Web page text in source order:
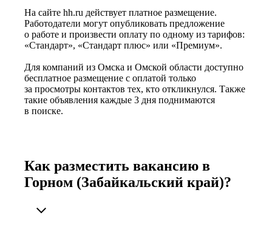
На сайте hh.ru действует платное размещение.
Работодатели могут опубликовать предложение
о работе и произвести оплату по одному из тарифов:
«Стандарт», «Стандарт плюс» или «Премиум».
Для компаний из Омска и Омской области доступно
бесплатное размещение с оплатой только
за просмотры контактов тех, кто откликнулся. Также
такие объявления каждые 3 дня поднимаются
в поиске.
Как разместить вакансию в
Горном (Забайкальский край)?